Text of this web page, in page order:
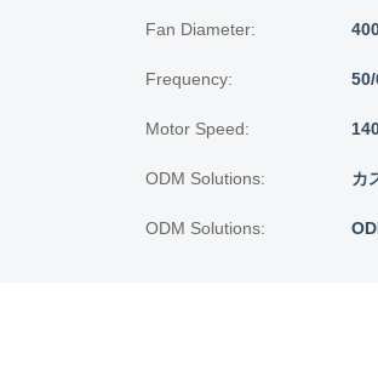
Fan Diameter:
Frequency:
Motor Speed:
ODM Solutions: カ
ODM Solutions: